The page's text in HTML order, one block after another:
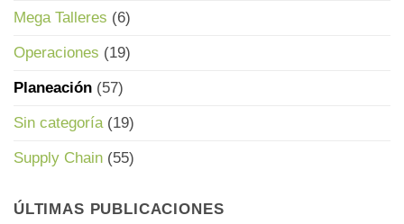
Mega Talleres (6)
Operaciones (19)
Planeación (57)
Sin categoría(19)
Supply Chain (55)
ÚLTIMAS PUBLICACIONES